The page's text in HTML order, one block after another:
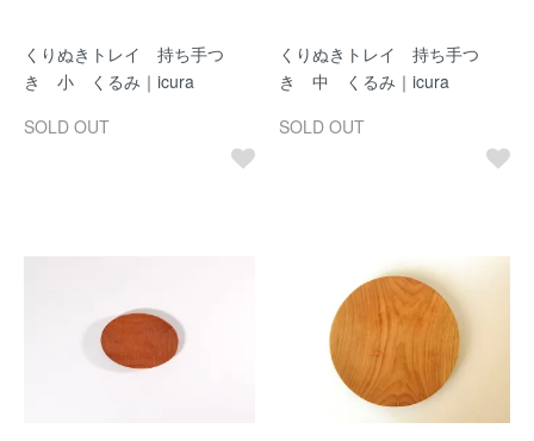
くりぬきトレイ 持ち手つ
き 小 くるみ｜icura
SOLD OUT
くりぬきトレイ 持ち手つ
き 中 くるみ｜icura
SOLD OUT